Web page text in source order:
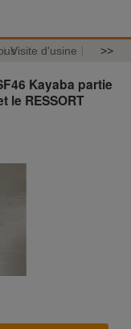
Visite d'usine >>
Kayaba partie
le RESSORT